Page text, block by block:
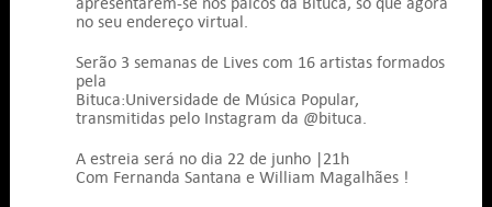
no seu endereço virtual.
Serão 3 semanas de Lives com 16 artistas formados
pela
Bituca:Universidade de Música Popular,
transmitidas pelo Instagram da @bituca.
A estreia será no dia 22 de junho |21h
Com Fernanda Santana e William Magalhães !